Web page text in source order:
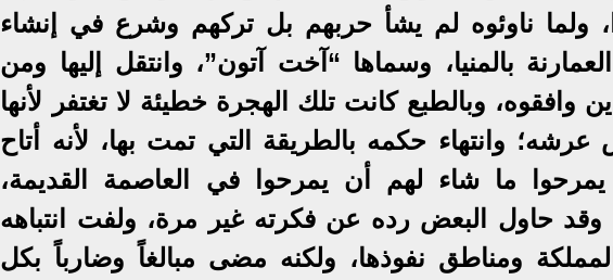
ولما ناوئوه لم يشأ حربهم بل تركهم وشرع في إنشاء
بالمنيا، وسماها “آخت آتون”، وانتقل إليها ومن
وافقوه، وبالطبع كانت تلك الهجرة خطيئة لا تغتفر لأنها
وانتهاء حكمه بالطريقة التي تمت بها، لأنه أتاح
يمرحوا ما شاء لهم أن يمرحوا في العاصمة القديمة،
حاول البعض رده عن فكرته غير مرة، ولفت انتباهه
ومناطق نفوذها، ولكنه مضى مبالغاً وضارباً بكل